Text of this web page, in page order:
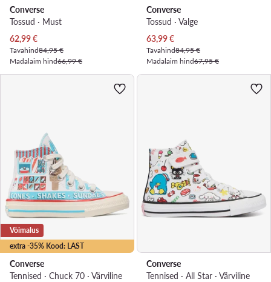
Converse
Tossud · Must
Praegune hind
62,99€
Tavahind84,95 €
Madalaim hind66,99 €
Converse
Tossud · Valge
Praegune hind
63,99€
Tavahind84,95 €
Madalaim hind67,95 €
extra -35% Kood: LAST
Võimalus
Converse
Tennised · Chuck 70 · Värviline
Converse
Tennised · All Star · Värviline